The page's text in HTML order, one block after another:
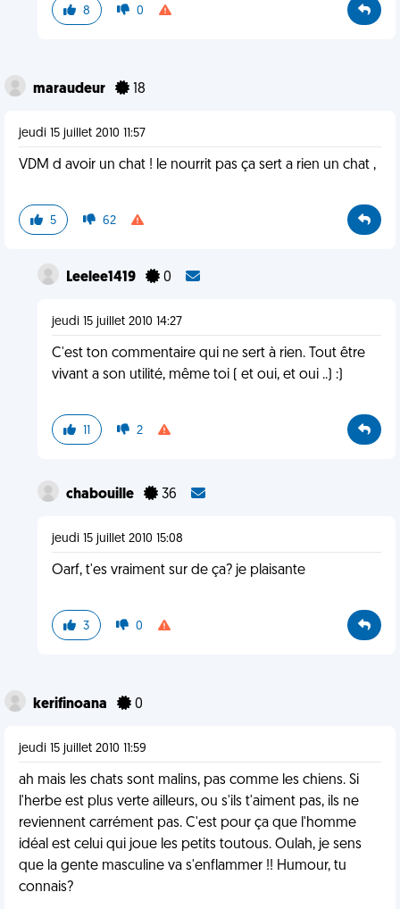
8 0
maraudeur 18
jeudi 15 juillet 2010 11:57
VDM d avoir un chat ! le nourrit pas ça sert a rien un chat ,
5 62
Leelee1419 0
jeudi 15 juillet 2010 14:27
C'est ton commentaire qui ne sert à rien. Tout être
vivant a son utilité, même toi ( et oui, et oui ..) :)
11 2
chabouille 36
jeudi 15 juillet 2010 15:08
Oarf, t'es vraiment sur de ça? je plaisante
3 0
kerifinoana 0
jeudi 15 juillet 2010 11:59
ah mais les chats sont malins, pas comme les chiens. Si
l'herbe est plus verte ailleurs, ou s'ils t'aiment pas, ils ne
reviennent carrément pas. C'est pour ça que l'homme
idéal est celui qui joue les petits toutous. Oulah, je sens
que la gente masculine va s'enflammer !! Humour, tu
connais?